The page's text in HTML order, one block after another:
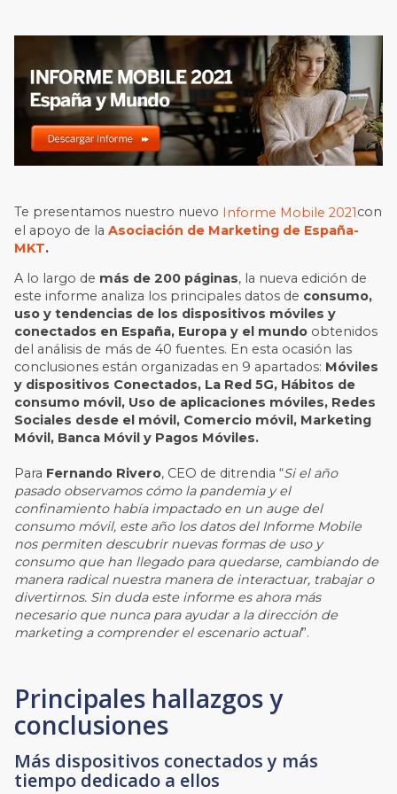
Te presentamos nuestro nuevo Informe Mobile 2021con
el apoyo de laAsociación de Marketing de España-
MKT.
A lo largo de más de 200 páginas, la nueva edición de
este informe analiza los principales datos de consumo,
uso y tendencias de los dispositivos móviles y
conectados en España, Europa y el mundo obtenidos
del análisis de más de 40 fuentes. En esta ocasión las
conclusiones están organizadas en 9 apartados: Móviles
y dispositivos Conectados, La Red 5G, Hábitos de
consumo móvil, Uso de aplicaciones móviles, Redes
Sociales desde el móvil, Comercio móvil, Marketing
Móvil, Banca Móvil y Pagos Móviles.
Para Fernando Rivero, CEO de ditrendia “Si el año
pasado observamos cómo la pandemia y el
confinamiento había impactado en un auge del
consumo móvil, este año los datos del Informe Mobile
nos permiten descubrir nuevas formas de uso y
consumo que han llegado para quedarse, cambiando de
manera radical nuestra manera de interactuar, trabajar o
divertirnos. Sin duda este informe es ahora más
necesario que nunca para ayudar a la dirección de
marketing a comprender el escenario actual”.
Principales hallazgos y
conclusiones
Más dispositivos conectados y más
tiempo dedicado a ellos